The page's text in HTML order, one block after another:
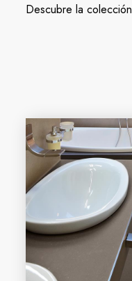
Descubre la colección